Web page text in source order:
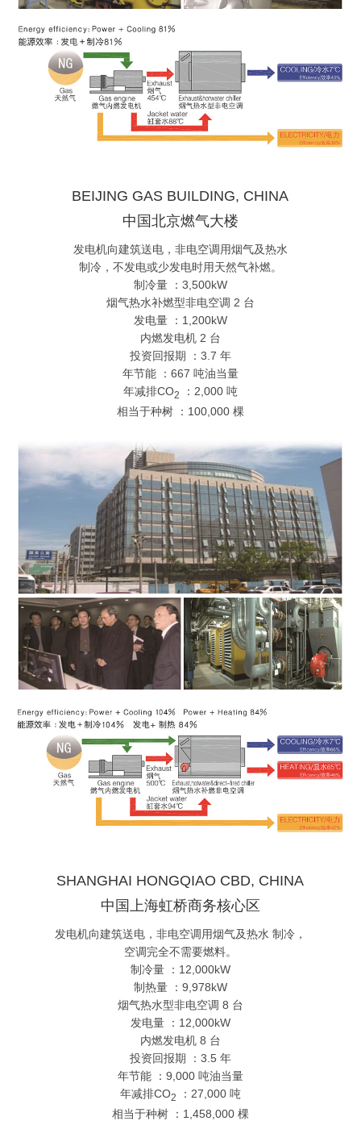
BEIJING GAS BUILDING, CHINA
中国北京燃气大楼
发电机向建筑送电，非电空调用烟气及热水
制冷，不发电或少发电时用天然气补燃。
制冷量 ：3,500kW
烟气热水补燃型非电空调 2 台
发电量 ：1,200kW
内燃发电机 2 台
投资回报期 ：3.7 年
年节能 ：667 吨油当量
年减排CO2
：2,000 吨
相当于种树 ：100,000 棵
SHANGHAI HONGQIAO CBD, CHINA
中国上海虹桥商务核心区
发电机向建筑送电，非电空调用烟气及热水 制冷，
空调完全不需要燃料。
制冷量 ：12,000kW
制热量 ：9,978kW
烟气热水型非电空调 8 台
发电量 ：12,000kW
内燃发电机 8 台
投资回报期 ：3.5 年
年节能 ：9,000 吨油当量
年减排CO2
：27,000 吨
相当于种树 ：1,458,000 棵